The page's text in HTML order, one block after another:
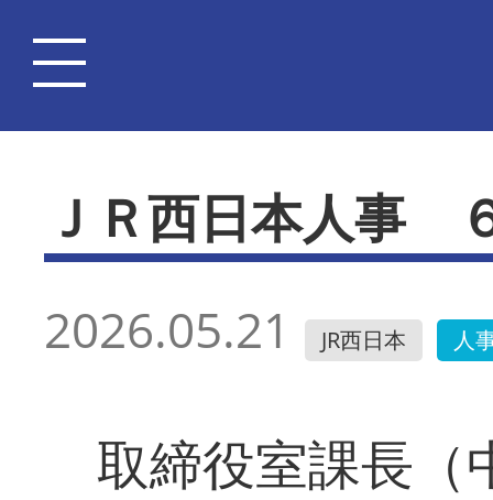
ＪＲ西日本人事
2026.05.21 JR西日本 人
取締役室課長（